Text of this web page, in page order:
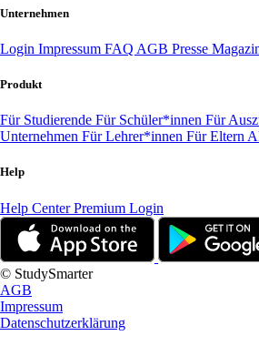
Unternehmen
Login Impressum FAQ AGB Presse
Produkt
Für Studierende Für Schüler*innen Für
Unternehmen Für Lehrer*innen Für Eltern
Help
Help CenterPremium Login
© StudySmarter
AGB
Impressum
Datenschutzerklärung